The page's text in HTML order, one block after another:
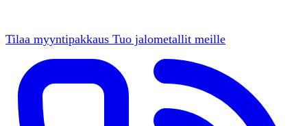
Tilaa myyntipakkaus Tuo jalometallit meille